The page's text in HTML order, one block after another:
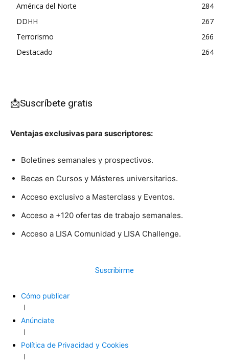
América del Norte
284
DDHH
267
Terrorismo
266
Destacado
264
📩Suscríbete gratis
Ventajas exclusivas para suscriptores:
Boletines semanales y prospectivos.
Becas en Cursos y Másteres universitarios.
Acceso exclusivo a Masterclass y Eventos.
Acceso a +120 ofertas de trabajo semanales.
Acceso a LISA Comunidad y LISA Challenge.
Suscribirme
Cómo publicar
Anúnciate
Política de Privacidad y Cookies